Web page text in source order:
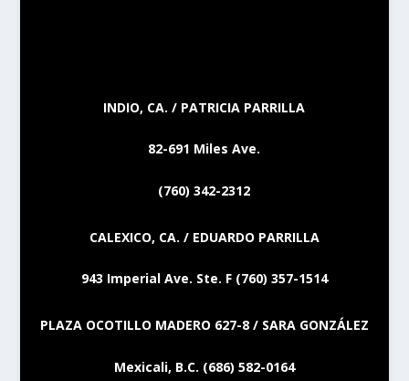
INDIO, CA. / PATRICIA PARRILLA
82-691 Miles Ave.
(760) 342-2312
CALEXICO, CA. / EDUARDO PARRILLA
943 Imperial Ave. Ste. F (760) 357-1514
PLAZA OCOTILLO MADERO 627-8 / SARA GONZÁLEZ
Mexicali, B.C. (686) 582-0164